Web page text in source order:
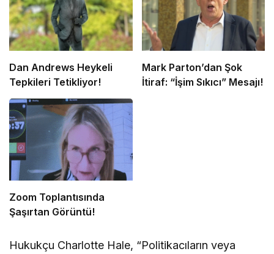
Dan Andrews Heykeli
Tepkileri Tetikliyor!
Mark Parton’dan Şok
İtiraf: “İşim Sıkıcı” Mesajı!
Zoom Toplantısında
Şaşırtan Görüntü!
Hukukçu Charlotte Hale, “Politikacıların veya